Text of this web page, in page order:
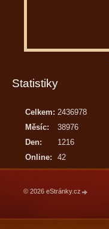
Statistiky
Online: 42
Celkem: 2436978
Měsíc:
38976
Den:
1216
© 2026 eStránky.cz